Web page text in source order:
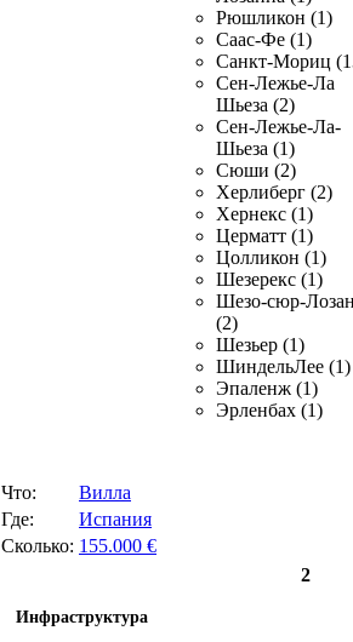
Рюшликон (1)
Саас-Фе (1)
Санкт-Мориц
Сен-Лежье-Ла
Шьеза (2)
Сен-Лежье-Ла-
Шьеза (1)
Сюши (2)
Херлиберг (2)
Хернекс (1)
Церматт (1)
Цолликон (1)
Шезерекс (1)
Шезо-сюр-
(2)
Шезьер (1)
ШиндельЛее (1)
Эпаленж (1)
Эрленбах (1)
Что:
Вилла
Где:
Испания
Сколько: 155.000 €
2
Инфраструктура